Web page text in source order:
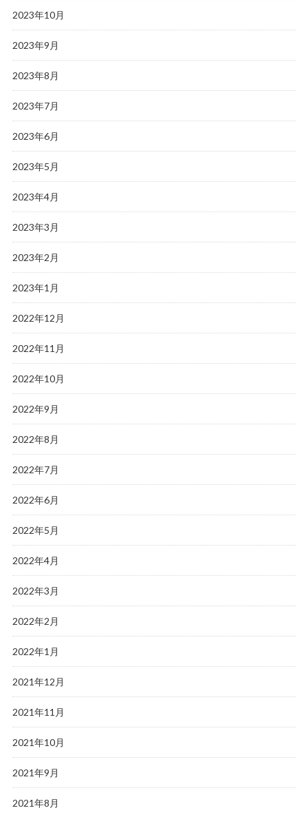
2023年10月
2023年9月
2023年8月
2023年7月
2023年6月
2023年5月
2023年4月
2023年3月
2023年2月
2023年1月
2022年12月
2022年11月
2022年10月
2022年9月
2022年8月
2022年7月
2022年6月
2022年5月
2022年4月
2022年3月
2022年2月
2022年1月
2021年12月
2021年11月
2021年10月
2021年9月
2021年8月